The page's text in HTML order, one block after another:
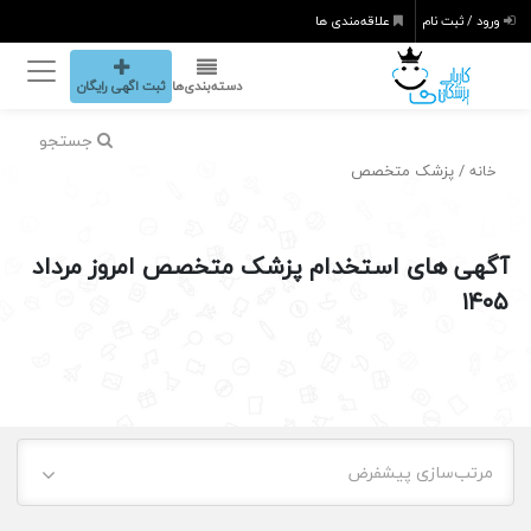
ورود / ثبت نام علاقه‌مندی ها
دسته‌بندی‌ها ثبت اگهی رایگان
جستجو
خانه / پزشک متخصص
آگهی های استخدام پزشک متخصص امروز مرداد
۱۴۰۵
مرتب‌سازی پیشفرض